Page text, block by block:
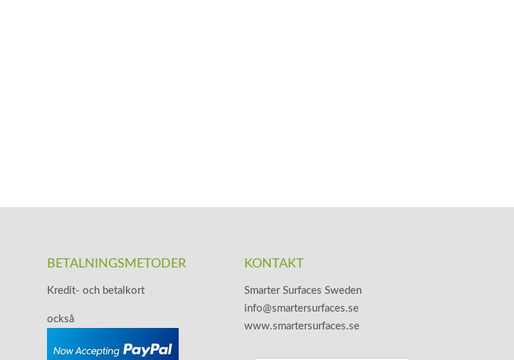
BETALNINGSMETODER
Kredit- och betalkort
också
KONTAKT
Smarter Surfaces Sweden
info@smartersurfaces.se
www.smartersurfaces.se